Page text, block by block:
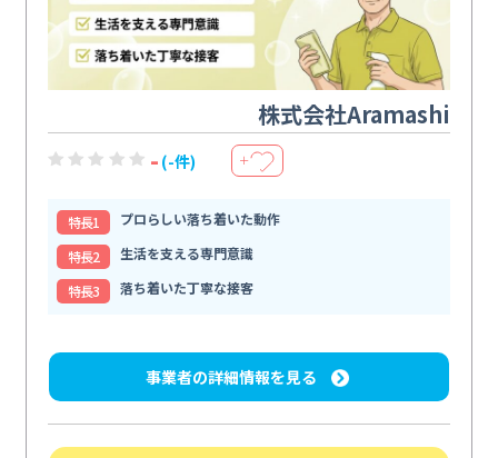
株式会社Aramashi
- (-件) ＋
特⻑1
プロらしい落ち着いた動作
特⻑2
生活を支える専門意識
特⻑3
落ち着いた丁寧な接客
事業者の詳細情報を見る